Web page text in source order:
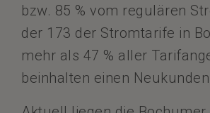
bzw. 85 % vom regulären
der 173 der Stromtarife in
mehr als 47 % aller
beinhalten einen